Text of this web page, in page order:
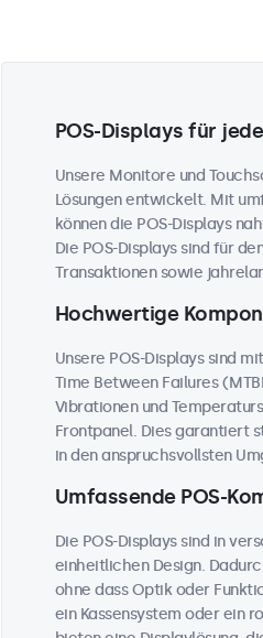
POS-Displays für
Unsere Monitore und
Lösungen entwickelt. Mit
können die POS-Displays
Die POS-Displays sind für
Transaktionen sowie
Hochwertige
Unsere POS-Displays sind
Time Between Failures
Vibrationen und
Frontpanel. Dies garantiert
in den anspruchsvollsten
Umfassende POS-
Die POS-Displays sind in
einheitlichen Design.
ohne dass Optik oder
ein Kassensystem oder ein